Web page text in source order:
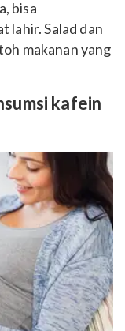
bisa
lahir. Salad dan
makanan yang
kafein